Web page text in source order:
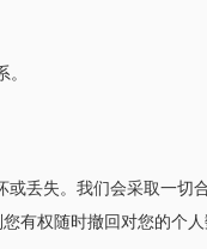
丢失。我们会采取一切
有权随时撤回对您的个人